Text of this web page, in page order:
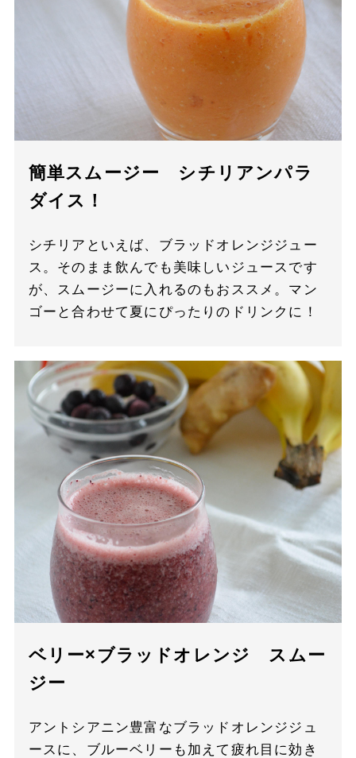
簡単スムージー シチリアンパラ
ダイス！
シチリアといえば、ブラッドオレンジジュー
ス。そのまま飲んでも美味しいジュースです
が、スムージーに入れるのもおススメ。マン
ゴーと合わせて夏にぴったりのドリンクに！
ベリー×ブラッドオレンジ スムー
ジー
アントシアニン豊富なブラッドオレンジジュ
ースに、ブルーベリーも加えて疲れ目に効き